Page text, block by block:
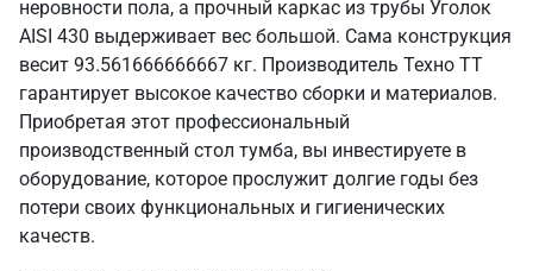
неровности пола, а прочный каркас из трубы Уголок
AISI 430 выдерживает вес большой. Сама конструкция
весит 93.561666666667 кг. Производитель Техно ТТ
гарантирует высокое качество сборки и материалов.
Приобретая этот профессиональный
производственный стол тумба, вы инвестируете в
оборудование, которое прослужит долгие годы без
потери своих функциональных и гигиенических
качеств.